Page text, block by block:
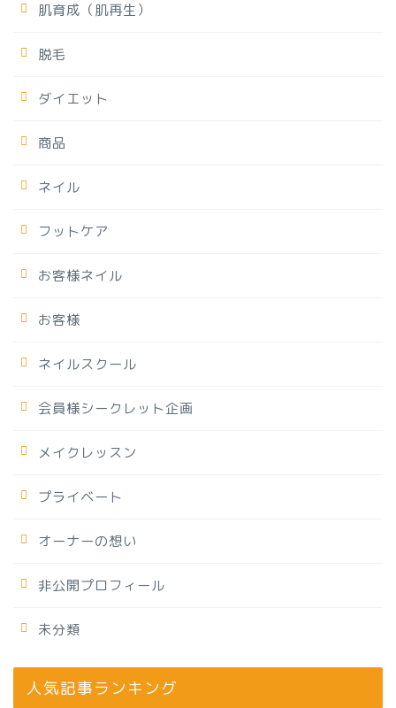
肌育成（肌再生）
脱毛
ダイエット
商品
ネイル
フットケア
お客様ネイル
お客様
ネイルスクール
会員様シークレット企画
メイクレッスン
プライベート
オーナーの想い
非公開プロフィール
未分類
人気記事ランキング